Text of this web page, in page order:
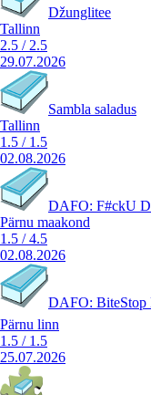
Džunglitee
Tallinn
2.5 / 2.5
29.07.2026
Sambla saladus
Tallinn
1.5 / 1.5
02.08.2026
DAFO: F#ckU
Pärnu maakond
1.5 /4.5
02.08.2026
DAFO:
Pärnu linn
1.5 / 1.5
25.07.2026